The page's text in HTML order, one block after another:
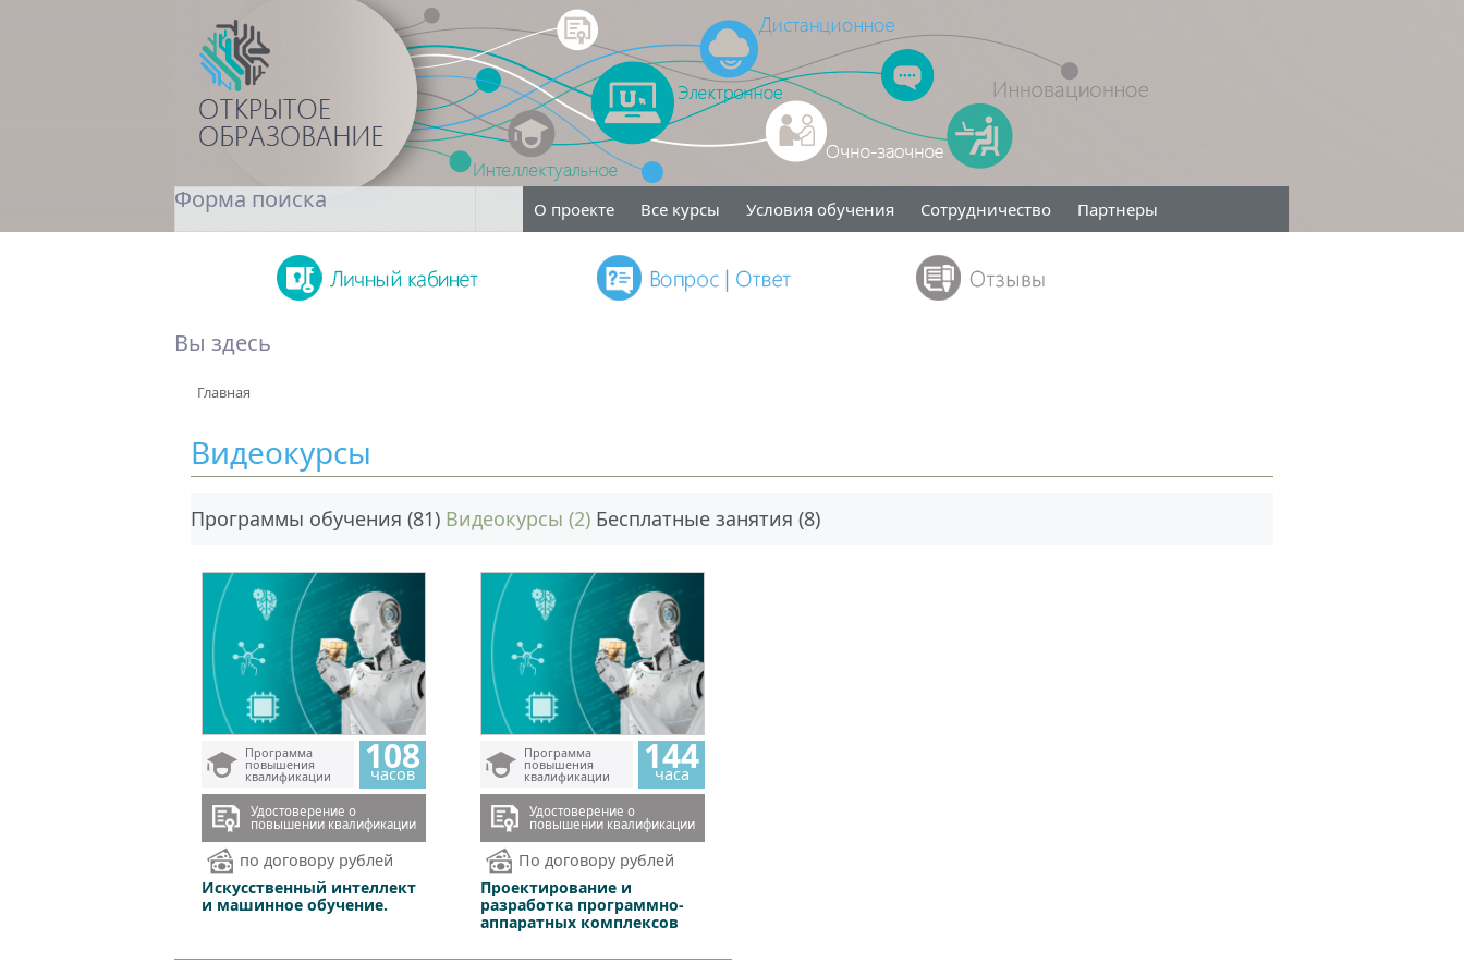
Форма поиска О проекте Все курсы Условия обучения Сотрудничество Партнеры
Вы здесь
Главная
Видеокурсы
Программы обучения (81) Видеокурсы (2) Бесплатные занятия (8)
108
часов
Программа
повышения
квалификации
Удостоверение о
повышении квалификации
по договору рублей
Искусственный интеллект
и машинное обучение.
144
часа
Программа
повышения
квалификации
Удостоверение о
повышении квалификации
По договору рублей
Проектирование и
разработка программно-
аппаратных комплексов